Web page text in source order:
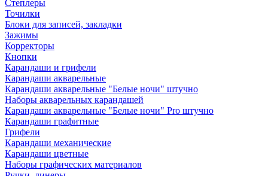
Степлеры
Точилки
Блоки для записей, закладки
Зажимы
Корректоры
Кнопки
Карандаши и грифели
Карандаши акварельные
Карандаши акварельные "Белые ночи" штучно
Наборы акварельных карандашей
Карандаши акварельные "Белые ночи" Pro штучно
Карандаши графитные
Грифели
Карандаши механические
Карандаши цветные
Наборы графических материалов